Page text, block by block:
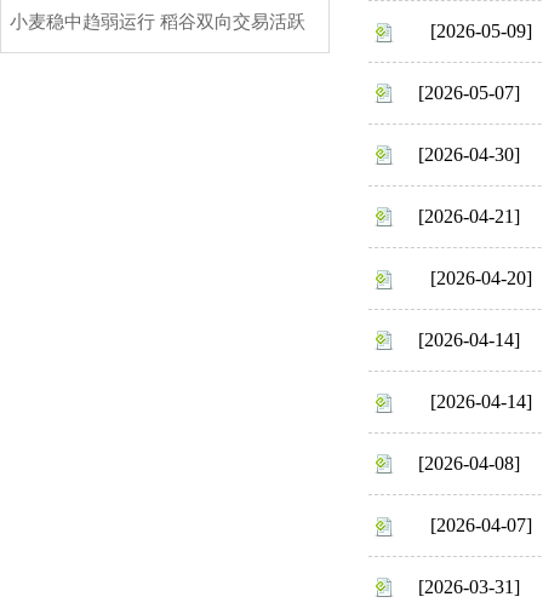
小麦稳中趋弱运行 稻谷双向交易活跃
[2026-05-09]
[2026-05-07]
[2026-04-30]
[2026-04-21]
[2026-04-20]
[2026-04-14]
[2026-04-14]
[2026-04-08]
[2026-04-07]
[2026-03-31]